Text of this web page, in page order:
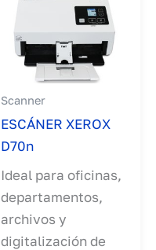
Scanner
ESCÁNER XEROX
D70n
Ideal para oficinas,
departamentos,
archivos y
digitalización de